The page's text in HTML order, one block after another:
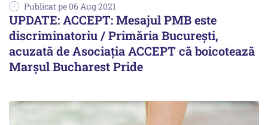
Publicat pe 06 Aug 2021
UPDATE: ACCEPT: Mesajul PMB este
discriminatoriu / Primăria București,
acuzată de Asociația ACCEPT că boicotează
Marșul Bucharest Pride